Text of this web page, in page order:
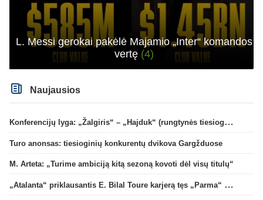
L. Messi gerokai pakėlė Majamio „Inter“ komandos
vertę (4)
Naujausios
Konferencijų lyga: „Žalgiris“ – „Hajduk“ (rungtynės tiesiogiai)
Turo anonsas: tiesioginių konkurentų dvikova Gargžduose
M. Arteta: „Turime ambiciją kitą sezoną kovoti dėl visų titulų“
„Atalanta“ priklausantis E. Bilal Toure karjerą tęs „Parma“ gretose